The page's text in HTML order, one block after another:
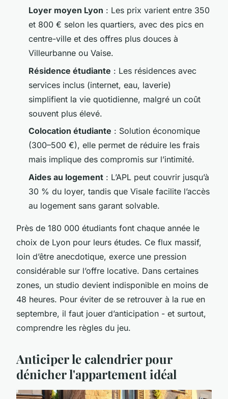
Loyer moyen Lyon : Les prix varient entre 350
et 800 € selon les quartiers, avec des pics en
centre-ville et des offres plus douces à
Villeurbanne ou Vaise.
Résidence étudiante : Les résidences avec
services inclus (internet, eau, laverie)
simplifient la vie quotidienne, malgré un coût
souvent plus élevé.
Colocation étudiante : Solution économique
(300–500 €), elle permet de réduire les frais
mais implique des compromis sur l’intimité.
Aides au logement : L’APL peut couvrir jusqu’à
30 % du loyer, tandis que Visale facilite l’accès
au logement sans garant solvable.
Près de 180 000 étudiants font chaque année le
choix de Lyon pour leurs études. Ce flux massif,
loin d’être anecdotique, exerce une pression
considérable sur l’offre locative. Dans certaines
zones, un studio devient indisponible en moins de
48 heures. Pour éviter de se retrouver à la rue en
septembre, il faut jouer d’anticipation - et surtout,
comprendre les règles du jeu.
Anticiper le calendrier pour
dénicher l'appartement idéal